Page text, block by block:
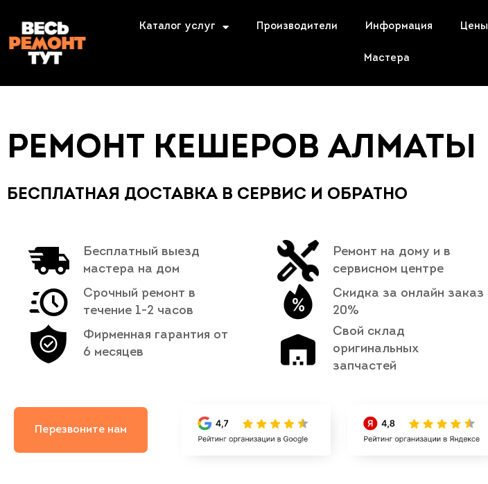
Каталог услуг Производители Информация Цены
Мастера
РЕМОНТ КЕШЕРОВ АЛМАТЫ
БЕСПЛАТНАЯ ДОСТАВКА В СЕРВИС И ОБРАТНО
Бесплатный выезд
мастера на дом
Срочный ремонт в
течение 1-2 часов
Фирменная гарантия от
6 месяцев
Ремонт на дому и в
сервисном центре
Скидка за онлайн заказ
20%
Свой склад
оригинальных
запчастей
Перезвоните нам